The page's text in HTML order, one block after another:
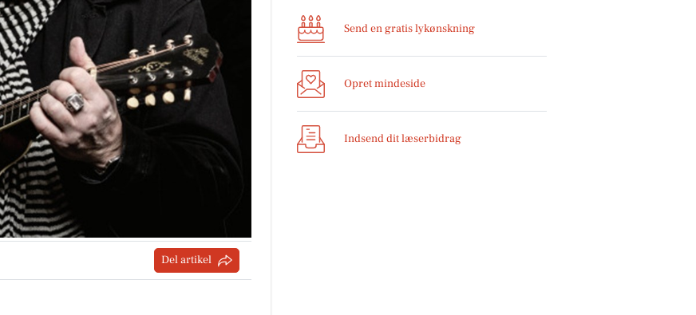
Del artikel
Send en gratis lykønskning
Opret mindeside
Indsend dit læserbidrag